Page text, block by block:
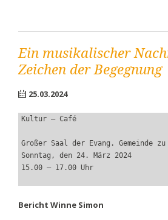
Ein musikalischer
Zeichen der Begegnung
25.03.2024
Kultur – Café
Großer Saal der Evang. Gemeinde zu
Sonntag, den 24. März 2024
15.00 – 17.00 Uhr
Bericht Winne Simon